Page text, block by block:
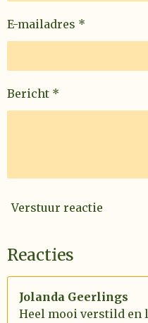
E-mailadres *
Bericht *
Verstuur reactie
Reacties
Jolanda Geerlings
Heel mooi verstild en